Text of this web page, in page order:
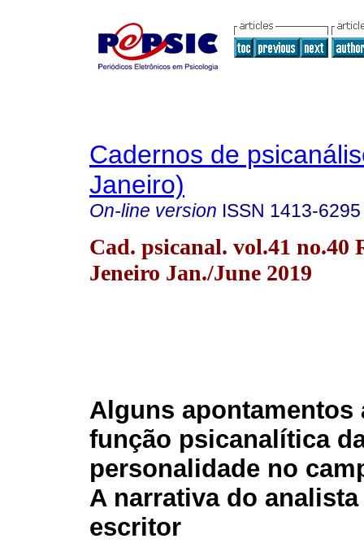
Cadernos de
Janeiro)
On-line version ISSN 1413-6295
Cad. psicanal. vol.41 no.40
Jeneiro Jan./June 2019
Alguns apontamentos
função psicanalítica
personalidade no
A narrativa do analista
escritor